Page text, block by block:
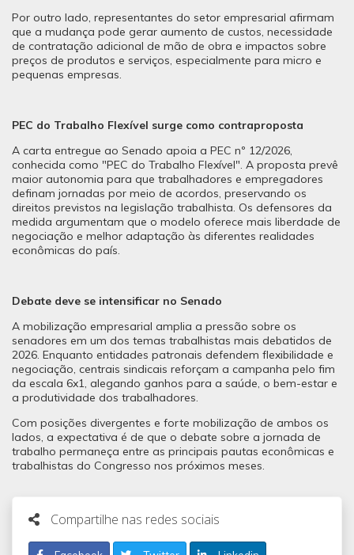
Por outro lado, representantes do setor empresarial afirmam
que a mudança pode gerar aumento de custos, necessidade
de contratação adicional de mão de obra e impactos sobre
preços de produtos e serviços, especialmente para micro e
pequenas empresas.
PEC do Trabalho Flexível surge como contraproposta
A carta entregue ao Senado apoia a PEC nº 12/2026,
conhecida como "PEC do Trabalho Flexível". A proposta prevê
maior autonomia para que trabalhadores e empregadores
definam jornadas por meio de acordos, preservando os
direitos previstos na legislação trabalhista. Os defensores da
medida argumentam que o modelo oferece mais liberdade de
negociação e melhor adaptação às diferentes realidades
econômicas do país.
Debate deve se intensificar no Senado
A mobilização empresarial amplia a pressão sobre os
senadores em um dos temas trabalhistas mais debatidos de
2026. Enquanto entidades patronais defendem flexibilidade e
negociação, centrais sindicais reforçam a campanha pelo fim
da escala 6x1, alegando ganhos para a saúde, o bem-estar e
a produtividade dos trabalhadores.
Com posições divergentes e forte mobilização de ambos os
lados, a expectativa é de que o debate sobre a jornada de
trabalho permaneça entre as principais pautas econômicas e
trabalhistas do Congresso nos próximos meses.
Compartilhe nas redes sociais